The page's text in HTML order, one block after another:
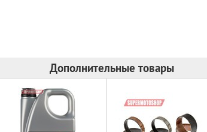
Дополнительные товары